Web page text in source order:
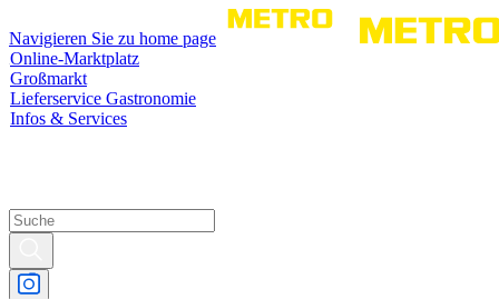
Navigieren Sie zu home page
Online-Marktplatz
Großmarkt
Lieferservice Gastronomie
Infos & Services